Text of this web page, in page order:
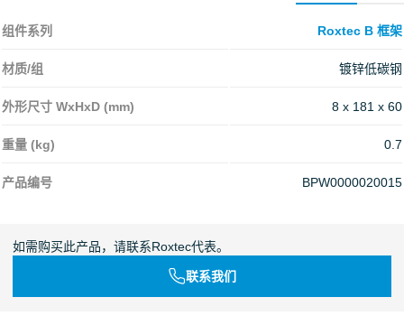
组件系列 Roxtec B 框架
材质/组 镀锌低碳钢
外形尺寸 WxHxD (mm) 8 x 181 x 60
重量 (kg) 0.7
产品编号 BPW0000020015
如需购买此产品，请联系Roxtec代表。
联系我们